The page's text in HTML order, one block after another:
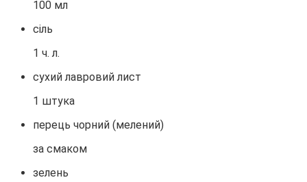
100 мл
сіль
1 ч. л.
сухий лавровий лист
1 штука
перець чорний (мелений)
за смаком
зелень